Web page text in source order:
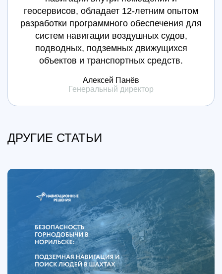
геосервисов, обладает 12-летним опытом
разработки программного обеспечения для
систем навигации воздушных судов,
подводных, подземных движущихся
объектов и транспортных средств.
Алексей Панёв
Генеральный директор
ДРУГИЕ СТАТЬИ